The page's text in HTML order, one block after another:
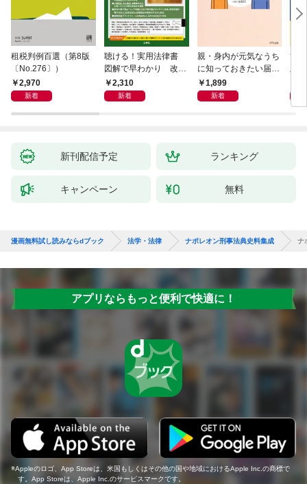
租税判例百選（第8版
〔No.276〕）
2,970
新着
聴ける！実用法律書
図解で早わかり 改訂
新版 裁判・訴訟の法
律がわかる事典
2,310
新着
親・身内が元気なうち
に知っておきたい届
出・手続きの準備（き
ずな出版）
1,899
新着
ひ
版
が
き
新刊配信予定 ランキング
キャンペーン 無料
漫画無料試し読みならdブック 法学・法律 ナポレオン刑事法典史料集成 ナ
アプリならもっと便利で快適に！
Appleのロゴ、App Storeは、米国もしくはその他の国や地域におけるApple Inc.の商標で
す。App Storeは、Apple Inc.のサービスマークです。